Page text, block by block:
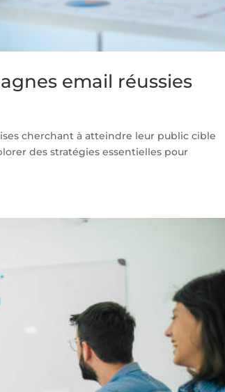
email réussies
cherchant à atteindre leur public cible
des stratégies essentielles pour